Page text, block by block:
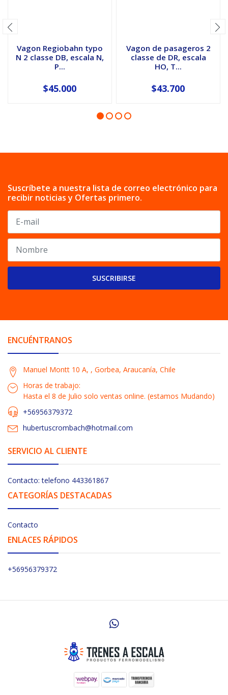
Vagon Regiobahn typo
N 2 classe DB, escala N,
P...
$45.000
Vagon de pasageros 2
classe de DR, escala
HO, T...
$43.700
Suscríbete a nuestra lista de correo electrónico para
recibir noticias y Ofertas primero.
SUSCRIBIRSE
ENCUÉNTRANOS
Manuel Montt 10 A, , Gorbea, Araucanía, Chile
Horas de trabajo:
Hasta el 8 de Julio solo ventas online. (estamos Mudando)
+56956379372
hubertuscrombach@hotmail.com
SERVICIO AL CLIENTE
Contacto: telefono 443361867
CATEGORÍAS DESTACADAS
Contacto
ENLACES RÁPIDOS
+56956379372